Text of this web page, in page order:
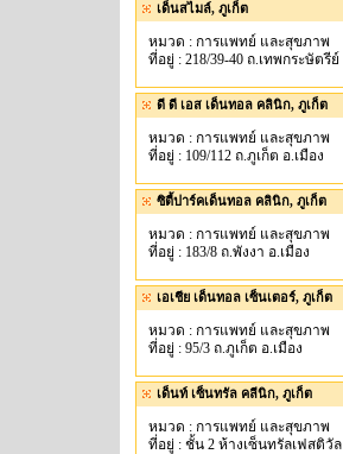
เด็นสไมล์, ภูเก็ต
หมวด : การแพทย์ และสุขภาพ
ที่อยู่ : 218/39-40 ถ.เทพกระษัตรีย์
ดี ดี เอส เด็นทอล คลินิก, ภูเก็ต
หมวด : การแพทย์ และสุขภาพ
ที่อยู่ : 109/112 ถ.ภูเก็ต อ.เมือง
ซิตี้ปาร์คเด็นทอล คลินิก, ภูเก็ต
หมวด : การแพทย์ และสุขภาพ
ที่อยู่ : 183/8 ถ.พังงา อ.เมือง
เอเชีย เด็นทอล เซ็นเตอร์, ภูเก็ต
หมวด : การแพทย์ และสุขภาพ
ที่อยู่ : 95/3 ถ.ภูเก็ต อ.เมือง
เด็นท์ เซ็นทรัล คลีนิก, ภูเก็ต
หมวด : การแพทย์ และสุขภาพ
ที่อยู่ : ชั้น 2 ห้างเซ็นทรัลเฟสติวัล